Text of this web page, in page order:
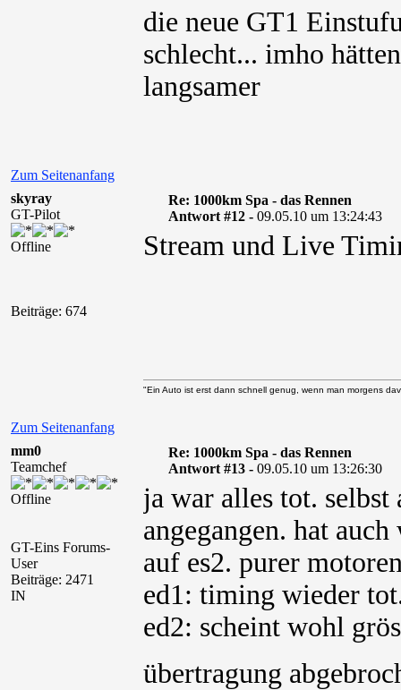
die neue GT1
schlecht... imho
langsamer
Zum Seitenanfang
skyray
GT-Pilot
Offline
Beiträge: 674
Re: 1000km Spa - das Rennen
Antwort #12 - 09.05.10 um 13:24:43
Stream und Live
Zum Seitenanfang
"Ein Auto ist erst dann schnell genug, wenn man morgens
mm0
Teamchef
Offline
GT-Eins Forums-
User
Beiträge: 2471
IN
Re: 1000km Spa - das Rennen
Antwort #13 - 09.05.10 um 13:26:30
ja war alles tot.
angegangen. hat
auf es2. purer
ed1: timing wieder
ed2: scheint wohl
übertragung